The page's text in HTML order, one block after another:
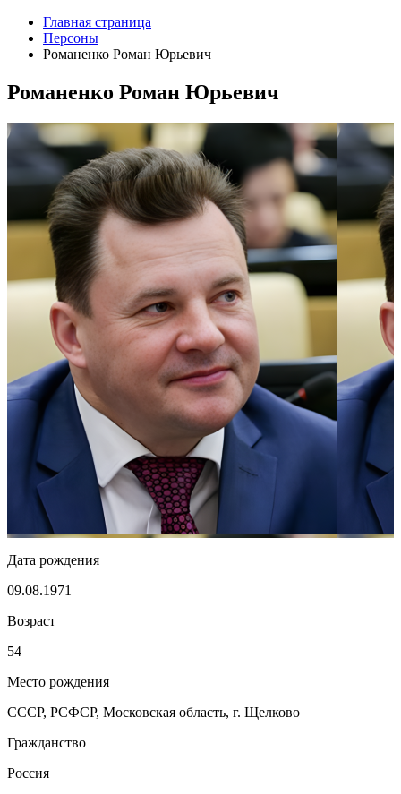
Главная страница
Персоны
Романенко Роман Юрьевич
Романенко Роман Юрьевич
Дата рождения
09.08.1971
Возраст
54
Место рождения
СССР, РСФСР, Московская область, г. Щелково
Гражданство
Россия